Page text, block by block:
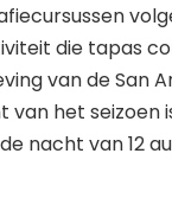
die tapas
van de San
het seizoen
nacht van 12